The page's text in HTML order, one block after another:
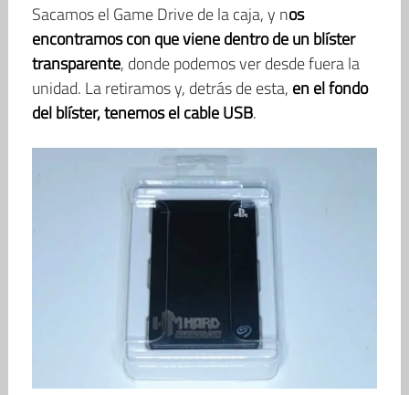
Sacamos el Game Drive de la caja, y nos
encontramos con que viene dentro de un blíster
transparente, donde podemos ver desde fuera la
unidad. La retiramos y, detrás de esta, en el fondo
del blíster, tenemos el cable USB.